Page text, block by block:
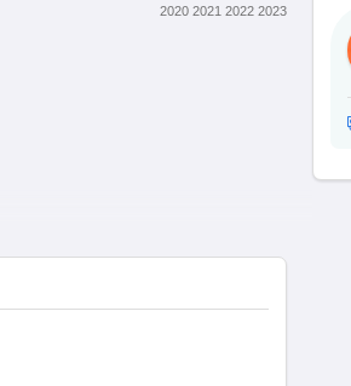
2020 2021 2022 2023